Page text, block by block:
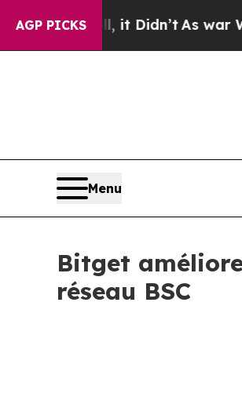
AGP PICKS
it Didn’t As war With Iran
Menu
Bitget
réseau BSC